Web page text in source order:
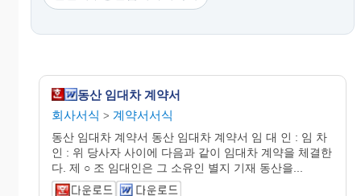
동산 임대차 계약서
회사서식 > 계약서서식
동산 임대차 계약서 동산 임대차 계약서 임 대 인 : 임 차
인 : 위 당사자 사이에 다음과 같이 임대차 계약을 체결한
다. 제 ○ 조 임대인은 그 소유인 별지 기재 동산을...